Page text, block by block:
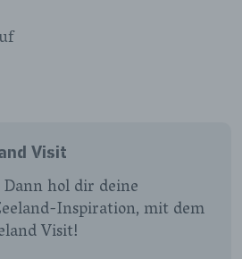
Visit
hol dir deine
Inspiration, mit dem
Visit!